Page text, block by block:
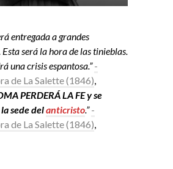
entregada a grandes
Esta será la hora de las tinieblas.
una crisis espantosa.” -
de La Salette (1846),
PERDERÁ LA FE y se
sede delanticristo.” -
de La Salette (1846),